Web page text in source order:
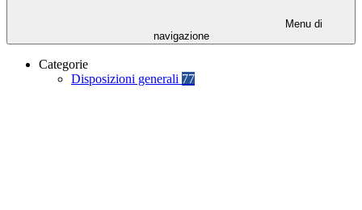
Menu di
navigazione
Categorie
Disposizioni generali 77